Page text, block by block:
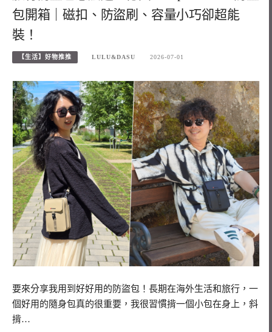
包開箱｜磁扣、防盜刷、容量小巧卻超能
裝！
【生活】好物推推 LULU&DASU 2026-07-01
要來分享我用到好好用的防盜包！長期在海外生活和旅行，一
個好用的隨身包真的很重要，我很習慣揹一個小包在身上，斜
揹…